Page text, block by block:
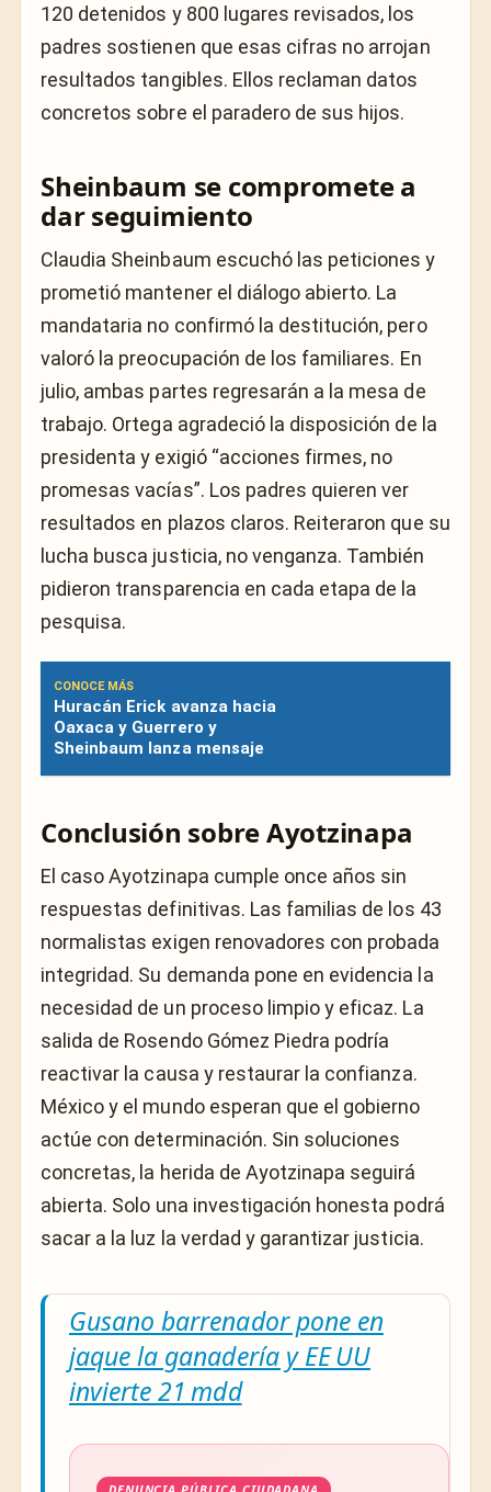
120 detenidos y 800 lugares revisados, los
padres sostienen que esas cifras no arrojan
resultados tangibles. Ellos reclaman datos
concretos sobre el paradero de sus hijos.
Sheinbaum se compromete a
dar seguimiento
Claudia Sheinbaum escuchó las peticiones y
prometió mantener el diálogo abierto. La
mandataria no confirmó la destitución, pero
valoró la preocupación de los familiares. En
julio, ambas partes regresarán a la mesa de
trabajo. Ortega agradeció la disposición de la
presidenta y exigió “acciones firmes, no
promesas vacías”. Los padres quieren ver
resultados en plazos claros. Reiteraron que su
lucha busca justicia, no venganza. También
pidieron transparencia en cada etapa de la
pesquisa.
CONOCE MÁS
Huracán Erick avanza hacia
Oaxaca y Guerrero y
Sheinbaum lanza mensaje
Conclusión sobre Ayotzinapa
El caso Ayotzinapa cumple once años sin
respuestas definitivas. Las familias de los 43
normalistas exigen renovadores con probada
integridad. Su demanda pone en evidencia la
necesidad de un proceso limpio y eficaz. La
salida de Rosendo Gómez Piedra podría
reactivar la causa y restaurar la confianza.
México y el mundo esperan que el gobierno
actúe con determinación. Sin soluciones
concretas, la herida de Ayotzinapa seguirá
abierta. Solo una investigación honesta podrá
sacar a la luz la verdad y garantizar justicia.
Gusano barrenador pone en
jaque la ganadería y EE UU
invierte 21 mdd